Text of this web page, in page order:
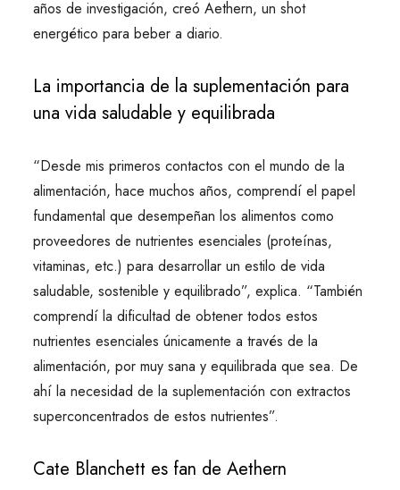
años de investigación, creó Aethern, un shot
energético para beber a diario.
La importancia de la suplementación para
una vida saludable y equilibrada
“Desde mis primeros contactos con el mundo de la
alimentación, hace muchos años, comprendí el papel
fundamental que desempeñan los alimentos como
proveedores de nutrientes esenciales (proteínas,
vitaminas, etc.) para desarrollar un estilo de vida
saludable, sostenible y equilibrado”, explica. “También
comprendí la dificultad de obtener todos estos
nutrientes esenciales únicamente a través de la
alimentación, por muy sana y equilibrada que sea. De
ahí la necesidad de la suplementación con extractos
superconcentrados de estos nutrientes”.
Cate Blanchett es fan de Aethern